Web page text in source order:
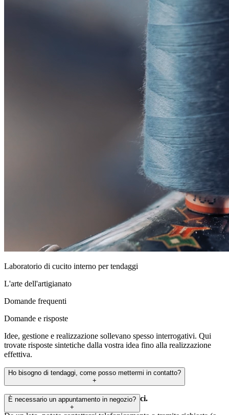
Laboratorio di cucito interno per tendaggi
L'arte dell'artigianato
Domande frequenti
Domande e risposte
Idee, gestione e realizzazione sollevano spesso interrogativi. Qui
trovate risposte sintetiche dalla vostra idea fino alla realizzazione
effettiva.
Ho bisogno di tendaggi, come posso mettermi in contatto?
+
Esistono diversi metodi, entrambi efficaci.
È necessario un appuntamento in negozio?
+